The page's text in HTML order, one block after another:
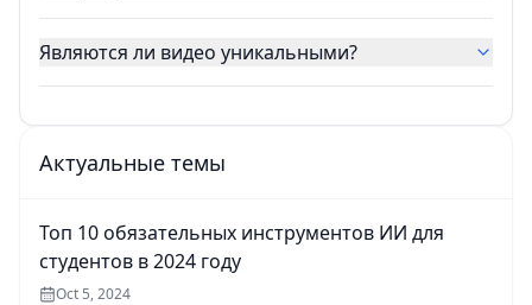
Являются ли видео уникальными?
Актуальные темы
Топ 10 обязательных инструментов ИИ для
студентов в 2024 году
Oct 5, 2024